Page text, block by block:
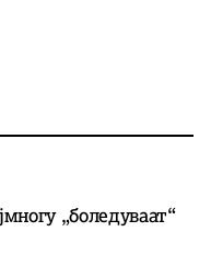
„боледуваат“